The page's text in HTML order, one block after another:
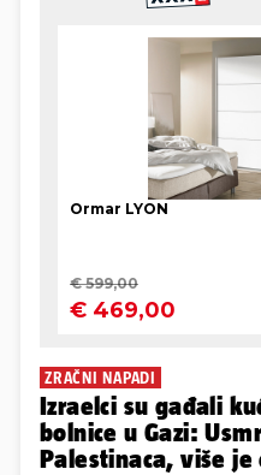
ZRAČNI NAPADI
Izraelci su gađali
bolnice u Gazi:
Palestinaca, više je